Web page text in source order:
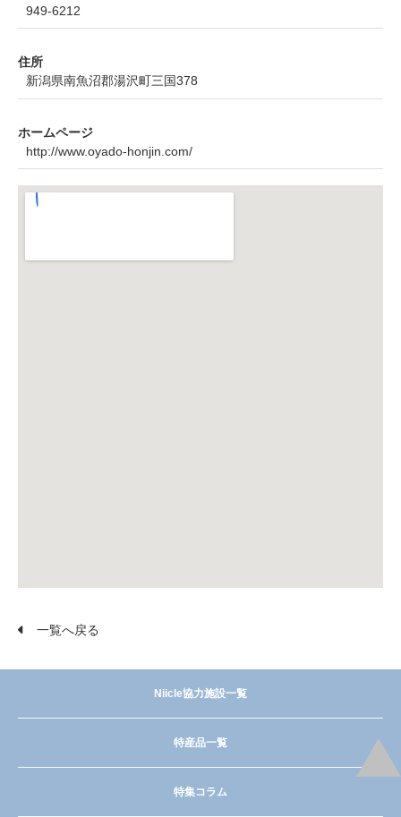
949-6212
住所
新潟県南魚沼郡湯沢町三国378
ホームページ
http://www.oyado-honjin.com/
一覧へ戻る
Niicle協力施設一覧
特産品一覧
特集コラム